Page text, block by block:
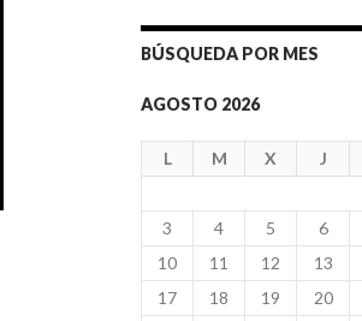
BÚSQUEDA POR MES
AGOSTO 2026
L M X J
3
4 5 6
10
11 12 13
17
18 19 20